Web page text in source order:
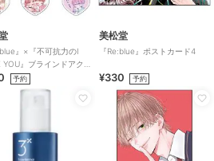
』×『不可抗力のI
YOU』ブラインドアク
ーホルダー（全6種）
予約
美松堂
『Re:blue』ポストカード4
¥330 予約